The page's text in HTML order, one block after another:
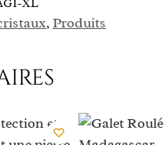
XL
, Produits